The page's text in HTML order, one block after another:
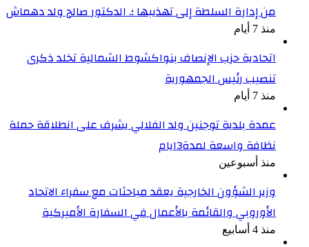
من إدارة السلطة إلى تهذيبها ؛. الدكتور صالح ولد دهماش
منذ 7 أيام
اتحادية حزب الإنصاف بنواكشوط الشمالية تخلد ذكرى
تنصيب رئيس الجمهورية
منذ 7 أيام
عمدة بلدية توجنين ولد الفلالي يشرف على انطلاقة حملة
نظافة واسعة لمدة3ايام
منذ أسبوعين
وزير الشؤون الخارجية يعقد مباحثات مع سفراء الاتحاد
الأوروبي والقائمة بالأعمال في السفارة الأميركية
منذ 4 أسابيع